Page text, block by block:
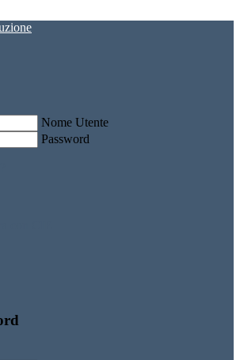
Nome Utente
Password